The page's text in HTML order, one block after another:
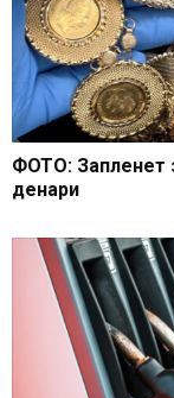
ФОТО: Запленет
денари